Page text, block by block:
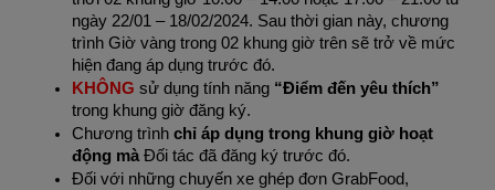
ngày 22/01 – 18/02/2024. Sau thời gian này, chương
trình Giờ vàng trong 02 khung giờ trên sẽ trở về mức
hiện đang áp dụng trước đó.
KHÔNG sử dụng tính năng “Điểm đến yêu thích”
trong khung giờ đăng ký.
Chương trình chỉ áp dụng trong khung giờ hoạt
động màĐối tác đã đăng ký trước đó.
Đối với những chuyến xe ghép đơn GrabFood,